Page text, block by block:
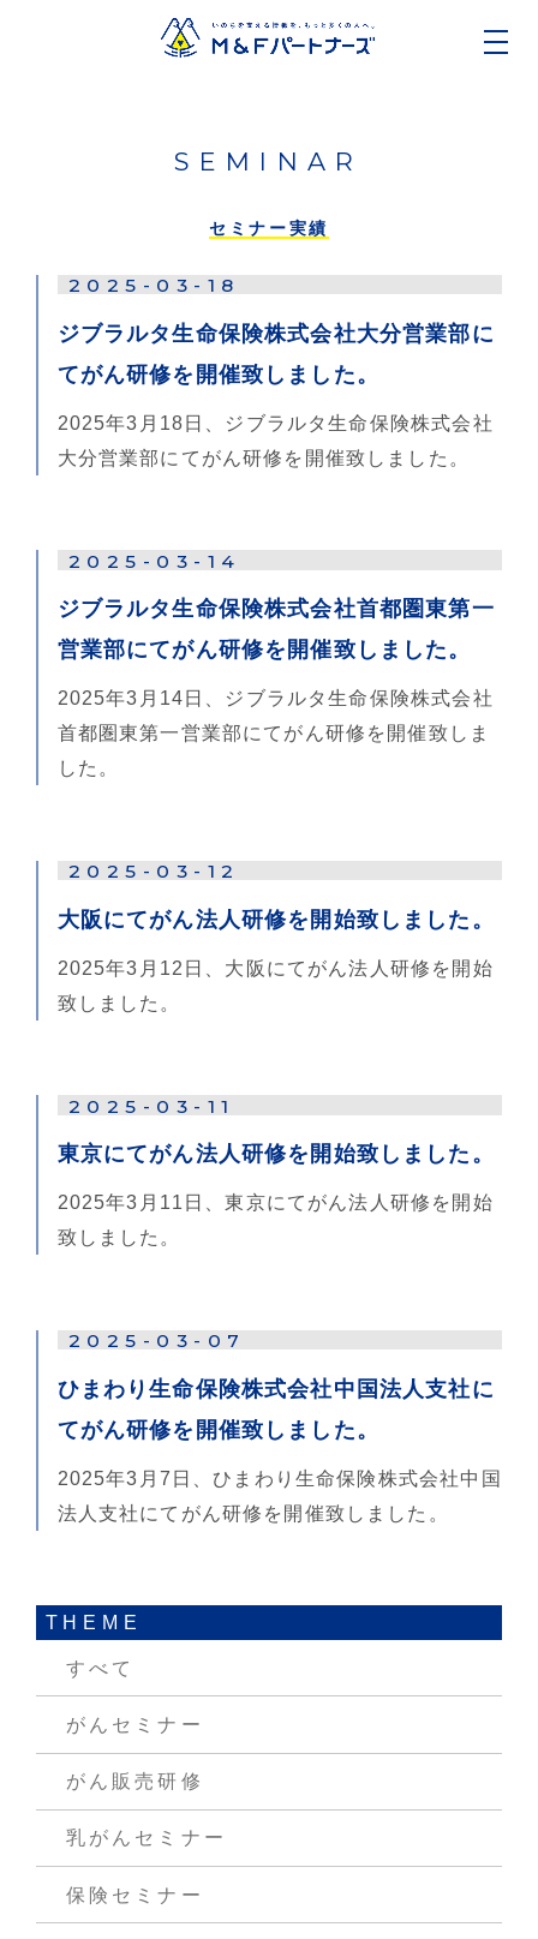
SEMINAR
セミナー実績
2025-03-18
ジブラルタ生命保険株式会社大分営業部に
てがん研修を開催致しました。
2025年3月18日、ジブラルタ生命保険株式会社
大分営業部にてがん研修を開催致しました。
2025-03-14
ジブラルタ生命保険株式会社首都圏東第一
営業部にてがん研修を開催致しました。
2025年3月14日、ジブラルタ生命保険株式会社
首都圏東第一営業部にてがん研修を開催致しま
した。
2025-03-12
大阪にてがん法人研修を開始致しました。
2025年3月12日、大阪にてがん法人研修を開始
致しました。
2025-03-11
東京にてがん法人研修を開始致しました。
2025年3月11日、東京にてがん法人研修を開始
致しました。
2025-03-07
ひまわり生命保険株式会社中国法人支社に
てがん研修を開催致しました。
2025年3月7日、ひまわり生命保険株式会社中国
法人支社にてがん研修を開催致しました。
THEME
すべて
がんセミナー
がん販売研修
乳がんセミナー
保険セミナー